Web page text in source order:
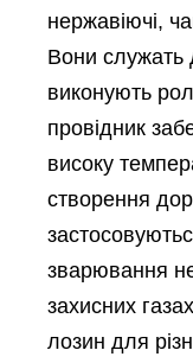
нержавіючі,
Вони служать
виконують
провідник
високу
створення
зварювання
захисних
лозин для